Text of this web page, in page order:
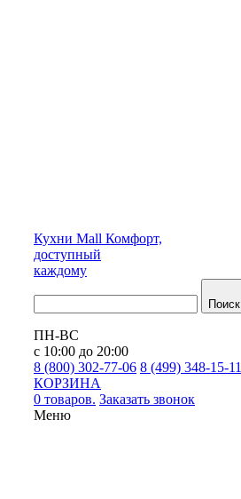
Кухни Mall Комфорт,
доступный
каждому
Поиск
ПН-ВС
с 10:00 до 20:00
8 (800) 302-77-06 8 (499) 348-15-11
КОРЗИНА
0 товаров. Заказать звонок
Меню